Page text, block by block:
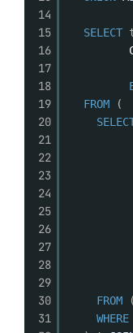
14
15
16
17
18
19
20
21
22
23
24
25
26
27
28
29
30
31
SELECT
FROM
(
FROM
(
WHERE